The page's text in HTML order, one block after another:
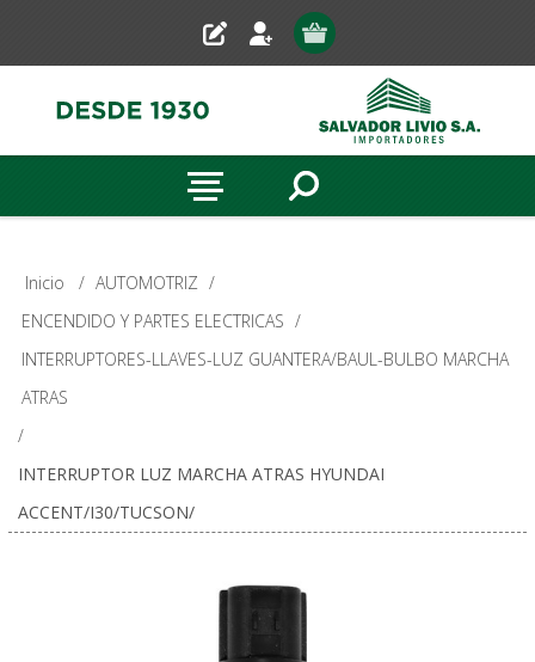
Inicio / AUTOMOTRIZ /
ENCENDIDO Y PARTES ELECTRICAS /
INTERRUPTORES-LLAVES-LUZ GUANTERA/BAUL-BULBO MARCHA
ATRAS
/
INTERRUPTOR LUZ MARCHA ATRAS HYUNDAI
ACCENT/I30/TUCSON/